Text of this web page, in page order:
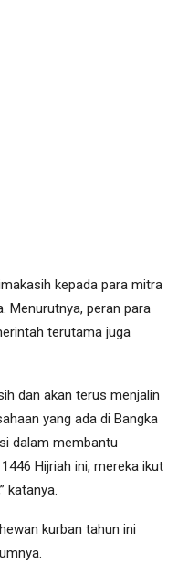
kepada para mitra
Menurutnya, peran para
terutama juga
dan akan terus menjalin
yang ada di Bangka
dalam membantu
Hijriah ini, mereka ikut
katanya.
kurban tahun ini